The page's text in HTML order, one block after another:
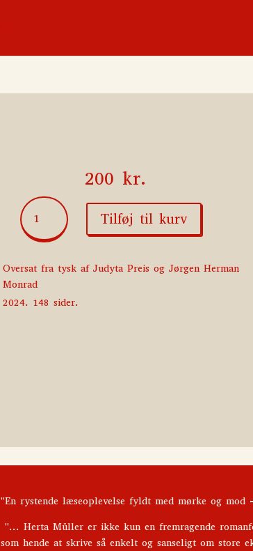
200 kr.
En
flue
kommer
en
halv
skov
Tilføj til kurv
Oversat fra tysk af Judyta Preis og Jørgen Herman
Monrad
2024. 148 sider.
"En rystende læseoplevelse fyldt med mørke og
"...Herta Müller er ikke kun en fremragende
som hende at skrive så enkelt og sanseligt om store